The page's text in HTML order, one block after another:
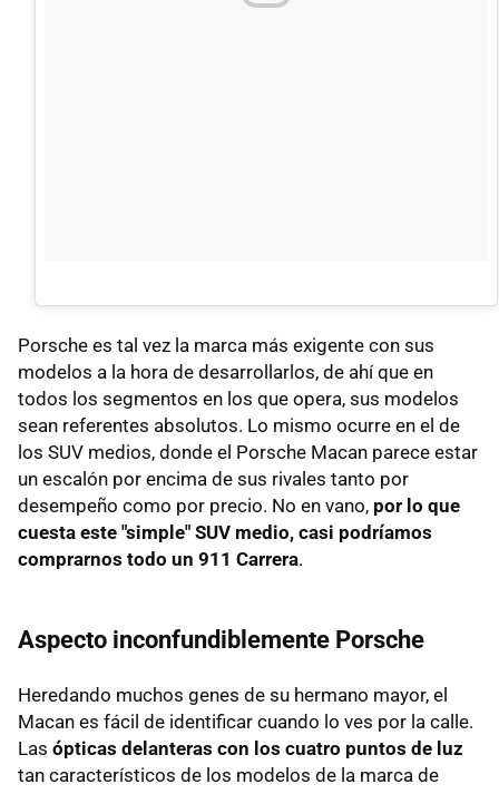
Porsche es tal vez la marca más exigente con sus
modelos a la hora de desarrollarlos, de ahí que en
todos los segmentos en los que opera, sus modelos
sean referentes absolutos. Lo mismo ocurre en el de
los SUV medios, donde el Porsche Macan parece estar
un escalón por encima de sus rivales tanto por
desempeño como por precio. No en vano, por lo que
cuesta este "simple" SUV medio, casi podríamos
comprarnos todo un 911 Carrera.
Aspecto inconfundiblemente Porsche
Heredando muchos genes de su hermano mayor, el
Macan es fácil de identificar cuando lo ves por la calle.
Las ópticas delanteras con los cuatro puntos de luz
tan característicos de los modelos de la marca de